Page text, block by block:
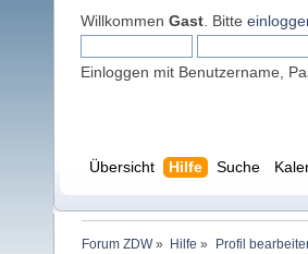
Willkommen Gast . Bitte
Einloggen mit Benutzername,
Übersicht Hilfe Suche
Forum ZDW» Hilfe » Profil